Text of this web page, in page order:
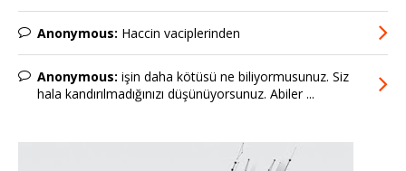
Anonymous: Haccin vaciplerinden
Anonymous: işin daha kötüsü ne biliyormusunuz. Siz
hala kandırılmadığınızı düşünüyorsunuz. Abiler ...